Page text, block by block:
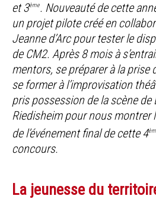
et 3ème. Nouveauté de cette
un projet pilote créé en
Jeanne d’Arc pour tester le
de CM2.Après 8 mois à
mentors, se préparer à la prise
se former à l’improvisation
pris possession de la scène de
Riedisheim pour nous montrer
de l’événement final de cette 4
concours.
La jeunesse du